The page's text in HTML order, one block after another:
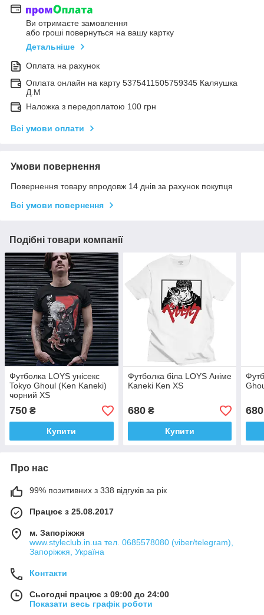
Ви отримаєте замовлення
або гроші повернуться на вашу картку
Детальніше
Оплата на рахунок
Оплата онлайн на карту 5375411505759345 Каляушка
Д.М
Наложка з передоплатою 100 грн
Всі умови оплати
Умови повернення
Повернення товару впродовж 14 днів за рахунок покупця
Всі умови повернення
Подібні товари компанії
Футболка LOYS унісекс
Tokyo Ghoul (Ken Kaneki)
чорний XS
750 ₴
Купити
Футболка біла LOYS Аніме
Kaneki Ken XS
680₴
Купити
680
Про нас
99% позитивних з 338 відгуків за рік
Працює з 25.08.2017
м. Запоріжжя
www.styleclub.in.ua тел. 0685578080 (viber/telegram),
Запоріжжя, Україна
Контакти
Сьогодні працює з 09:00 до 24:00
Показати весь графік роботи